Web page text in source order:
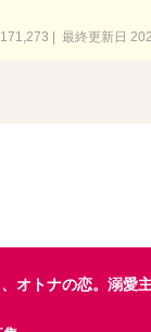
| 最終更新日
オトナの恋。溺愛